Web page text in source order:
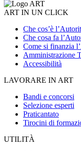
ART IN UN CLICK
Che cos’è
Che cosa fa
Come si finanzia
Amministrazione
Accessibilità
LAVORARE IN ART
Bandi e concorsi
Selezione esperti
Praticantato
Tirocini di
UTILITÀ